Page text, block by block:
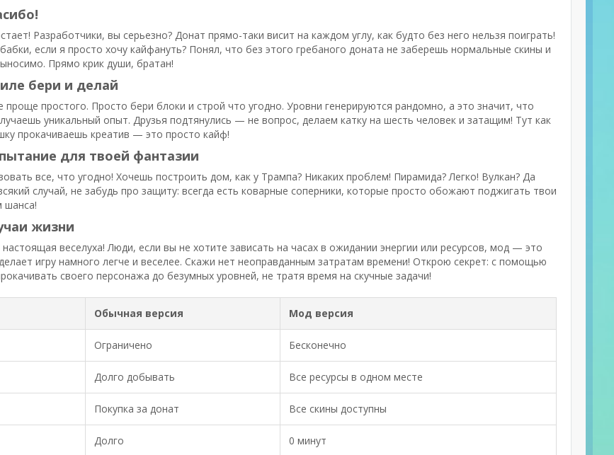
Разработчики, вы серьезно? Донат прямо-таки висит на каждом углу, как будто без него нельзя поиграть!
если я просто хочу кайфануть? Понял, что без этого гребаного доната не заберешь нормальные скины и
Прямо крик души, братан!
бери и делай
проще простого. Просто бери блоки и строй что угодно. Уровни генерируются рандомно, а это значит, что
уникальный опыт. Друзья подтянулись — не вопрос, делаем катку на шесть человек и затащим! Тут как
прокачиваешь креатив — это просто кайф!
для твоей фантазии
все, что угодно! Хочешь построить дом, как у Трампа? Никаких проблем! Пирамида? Легко! Вулкан? Да
случай, не забудь про защиту: всегда есть коварные соперники, которые просто обожают поджигать твои
шанса!
жизни
веселуха! Люди, если вы не хотите зависать на часах в ожидании энергии или ресурсов, мод — это
игру намного легче и веселее. Скажи нет неоправданным затратам времени! Открою секрет: с помощью
своего персонажа до безумных уровней, не тратя время на скучные задачи!
Обычная версия Мод версия
Ограничено Бесконечно
Долго добывать Все ресурсы в одном месте
Покупка за донат Все скины доступны
Долго 0 минут